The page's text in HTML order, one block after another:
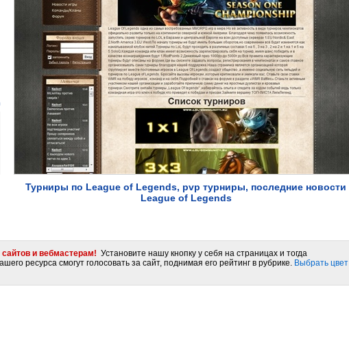
Турниры по League of Legends, pvp турниры, последние новости
League of Legends
и вебмастерам! Установите нашу кнопку у себя на страницах и тогда
ресурса смогут голосовать за сайт, поднимая его рейтинг в рубрике. Выбрать цвет